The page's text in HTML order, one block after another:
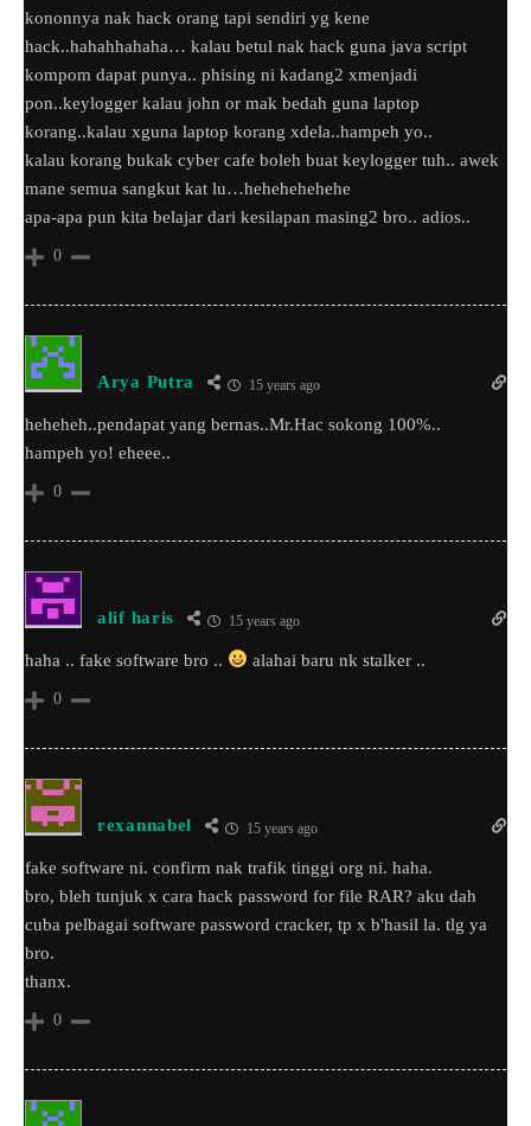
kononnya nak hack orang tapi sendiri yg kene
hack..hahahhahaha… kalau betul nak hack guna java script
kompom dapat punya.. phising ni kadang2 xmenjadi
pon..keylogger kalau john or mak bedah guna laptop
korang..kalau xguna laptop korang xdela..hampeh yo..
kalau korang bukak cyber cafe boleh buat keylogger tuh.. awek
mane semua sangkut kat lu…hehehehehehe
apa-apa pun kita belajar dari kesilapan masing2 bro.. adios..
0
Arya Putra 15 years ago
heheheh..pendapat yang bernas..Mr.Hac sokong 100%..
hampeh yo! eheee..
0
alif haris 15 years ago
haha .. fake software bro .. alahai baru nk stalker ..
0
rexannabel 15 years ago
fake software ni. confirm nak trafik tinggi org ni. haha.
bro, bleh tunjuk x cara hack password for file RAR? aku dah
cuba pelbagai software password cracker, tp x b'hasil la. tlg ya
bro.
thanx.
0